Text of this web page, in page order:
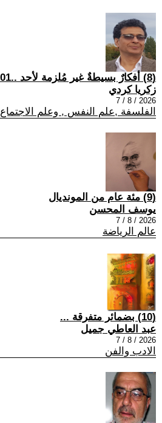
(8) أفكارٌ بسيطةٌ غير مُلزمة لأحد ..101
زكريا كردي
2026 / 8 / 7
الفلسفة ,علم النفس , وعلم الاجتماع
(9) مئة عام من المونديال
يوسف المحسن
2026 / 8 / 7
عالم الرياضة
(10) بضمائر متفرقة ...
عبد العاطي جميل
2026 / 8 / 7
الادب والفن